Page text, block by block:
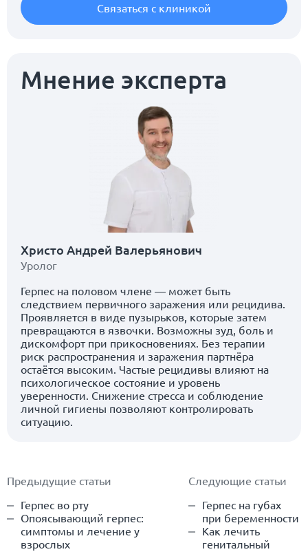
Связаться с клиникой
Мнение эксперта
Христо Андрей Валерьянович
Уролог
Герпес на половом члене — может быть
следствием первичного заражения или рецидива.
Проявляется в виде пузырьков, которые затем
превращаются в язвочки. Возможны зуд, боль и
дискомфорт при прикосновениях. Без терапии
риск распространения и заражения партнёра
остаётся высоким. Частые рецидивы влияют на
психологическое состояние и уровень
уверенности. Снижение стресса и соблюдение
личной гигиены позволяют контролировать
ситуацию.
Предыдущие статьи
Герпес во рту
Опоясывающий герпес:
симптомы и лечение у
взрослых
Следующие статьи
Герпес на губах
при беременности
Как лечить
генитальный